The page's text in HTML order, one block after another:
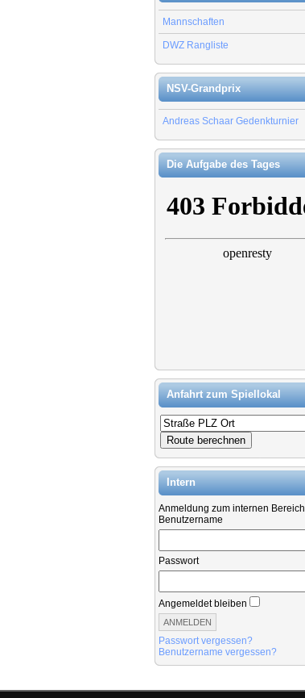
Mannschaften
DWZ Rangliste
NSV-Grandprix
Andreas Schaar Gedenkturnier
Die Aufgabe des Tages
Anfahrt zum Spiellokal
Intern
Anmeldung zum internen Bereich
Benutzername
Passwort
Angemeldet bleiben
Passwort vergessen?
Benutzername vergessen?